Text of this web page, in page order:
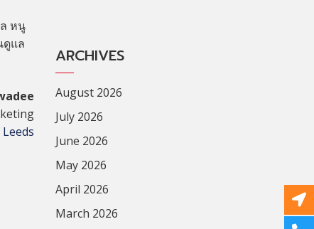
หนู
ดูแล
ARCHIVES
August 2026
July 2026
June 2026
May 2026
April 2026
March 2026